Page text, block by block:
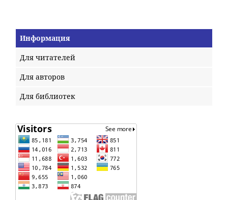
Информация
Для читателей
Для авторов
Для библиотек